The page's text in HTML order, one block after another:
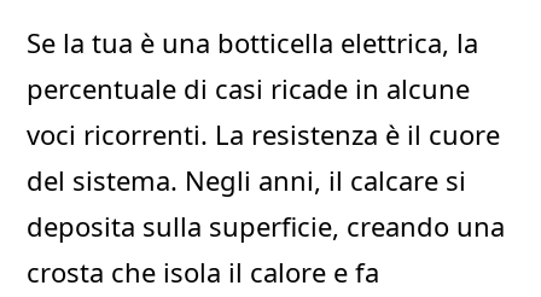
Se la tua è una botticella elettrica, la
percentuale di casi ricade in alcune
voci ricorrenti. La resistenza è il cuore
del sistema. Negli anni, il calcare si
deposita sulla superficie, creando una
crosta che isola il calore e fa